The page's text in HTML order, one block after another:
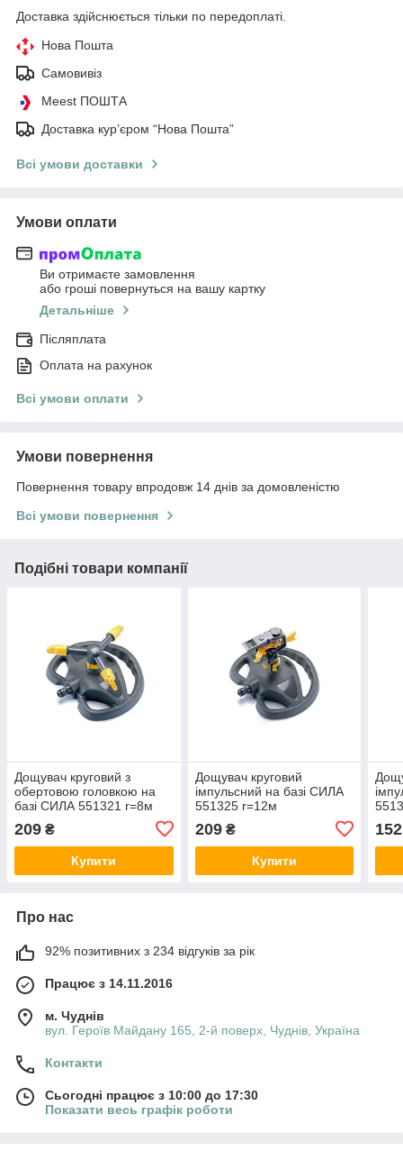
Доставка здійснюється тільки по передоплаті.
Нова Пошта
Самовивіз
Meest ПОШТА
Доставка кур’єром “Нова Пошта”
Всі умови доставки
Умови оплати
Ви отримаєте замовлення
або гроші повернуться на вашу картку
Детальніше
Післяплата
Оплата на рахунок
Всі умови оплати
Умови повернення
Повернення товару впродовж 14 днів за домовленістю
Всі умови повернення
Подібні товари компанії
Дощувач круговий з
обертовою головкою на
базі СИЛА 551321 r=8м
209 ₴
Купити
Дощувач круговий
імпульсний на базі СИЛА
551325 r=12м
209₴
Купити
152
Про нас
92% позитивних з 234 відгуків за рік
Працює з 14.11.2016
м. Чуднів
вул. Героїв Майдану 165, 2-й поверх, Чуднів, Україна
Контакти
Сьогодні працює з 10:00 до 17:30
Показати весь графік роботи